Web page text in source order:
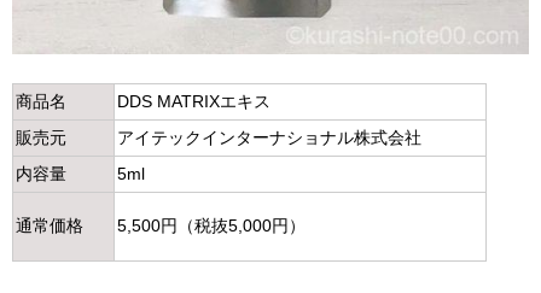
商品名
DDS MATRIXエキス
販売元
アイテックインターナショナル株式会社
内容量
5ml
通常価格 5,500円（税抜5,000円）